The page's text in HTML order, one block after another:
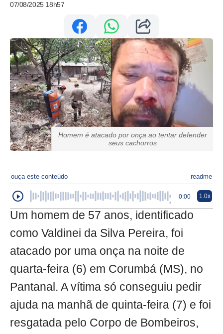
07/08/2025 18h57
Homem é atacado por onça ao tentar defender
seus cachorros
ouça este conteúdo readme
0:00 1.0x
Um homem de 57 anos, identificado
como Valdinei da Silva Pereira, foi
atacado por uma onça na noite de
quarta-feira (6) em Corumbá (MS), no
Pantanal. A vítima só conseguiu pedir
ajuda na manhã de quinta-feira (7) e foi
resgatada pelo Corpo de Bombeiros,